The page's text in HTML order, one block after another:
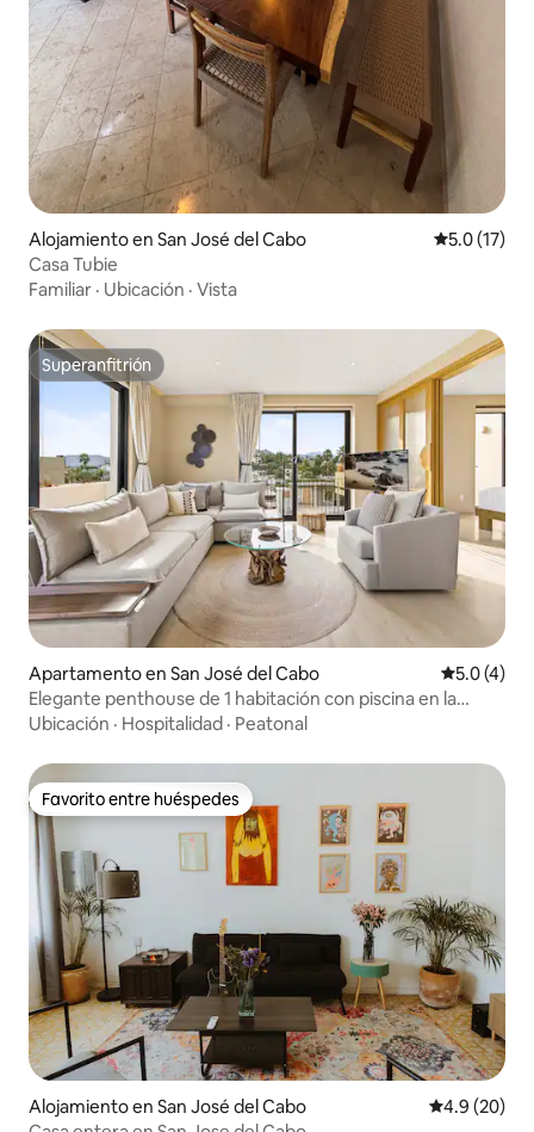
Alojamiento en San José del Cabo Calificación
5.0 (17)
Casa Tubie
Familiar · Ubicación · Vista
Superanfitrión
Superanfitrión
Apartamento en San José del Cabo
5.0 (4)
Elegante penthouse de 1 habitación con piscina en la
azotea en el centro de la ciudad
Ubicación · Hospitalidad · Peatonal
Favorito entre huéspedes
Favorito entre huéspedes
Alojamiento en San José del Cabo Calificación
4.9 (20)